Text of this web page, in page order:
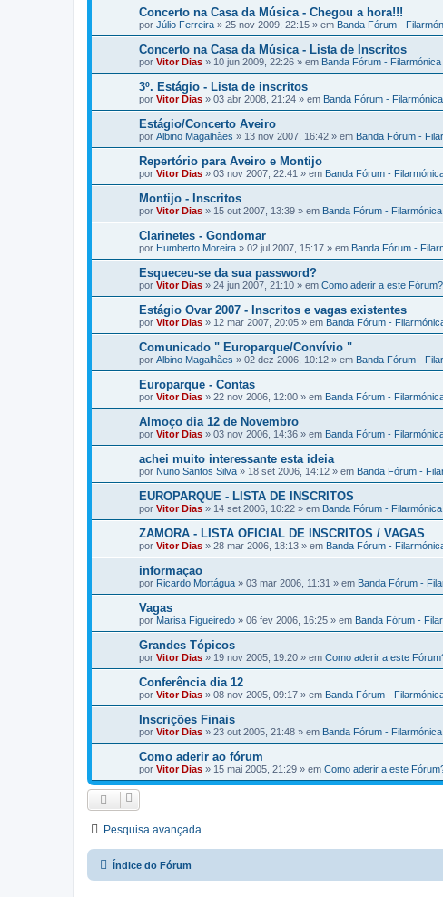
Concerto na Casa da Música - Chegou a hora!!!
por Júlio Ferreira » 25 nov 2009, 22:15 » em Banda Fórum -
Concerto na Casa da Música - Lista de Inscritos
por Vitor Dias » 10 jun 2009, 22:26 » em Banda Fórum -
3º. Estágio - Lista de inscritos
por Vitor Dias » 03 abr 2008, 21:24 » em Banda Fórum -
Estágio/Concerto Aveiro
por Albino Magalhães » 13 nov 2007, 16:42 » em Banda Fórum -
Repertório para Aveiro e Montijo
por Vitor Dias » 03 nov 2007, 22:41 » em Banda Fórum -
Montijo - Inscritos
por Vitor Dias » 15 out 2007, 13:39 » em Banda Fórum -
Clarinetes - Gondomar
por Humberto Moreira » 02 jul 2007, 15:17 » em Banda Fórum -
Esqueceu-se da sua password?
por Vitor Dias » 24 jun 2007, 21:10 » em Como aderir a este
Estágio Ovar 2007 - Inscritos e vagas existentes
por Vitor Dias » 12 mar 2007, 20:05 » em Banda Fórum -
Comunicado " Europarque/Convívio "
por Albino Magalhães » 02 dez 2006, 10:12 » em Banda Fórum -
Europarque - Contas
por Vitor Dias » 22 nov 2006, 12:00 » em Banda Fórum -
Almoço dia 12 de Novembro
por Vitor Dias » 03 nov 2006, 14:36 » em Banda Fórum -
achei muito interessante esta ideia
por Nuno Santos Silva » 18 set 2006, 14:12 » em Banda Fórum -
EUROPARQUE - LISTA DE INSCRITOS
por Vitor Dias » 14 set 2006, 10:22 » em Banda Fórum -
ZAMORA - LISTA OFICIAL DE INSCRITOS / VAGAS
por Vitor Dias » 28 mar 2006, 18:13 » em Banda Fórum -
informaçao
por Ricardo Mortágua » 03 mar 2006, 11:31 » em Banda Fórum -
Vagas
por Marisa Figueiredo » 06 fev 2006, 16:25 » em Banda Fórum -
Grandes Tópicos
por Vitor Dias » 19 nov 2005, 19:20 » em Como aderir a este
Conferência dia 12
por Vitor Dias » 08 nov 2005, 09:17 » em Banda Fórum -
Inscrições Finais
por Vitor Dias » 23 out 2005, 21:48 » em Banda Fórum -
Como aderir ao fórum
por Vitor Dias » 15 mai 2005, 21:29 » em Como aderir a este
Pesquisa avançada
Índice do Fórum